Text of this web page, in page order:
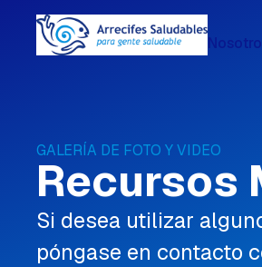
GALERÍA DE FOTO Y VIDEO
Recursos
Si desea utilizar
póngase en contacto